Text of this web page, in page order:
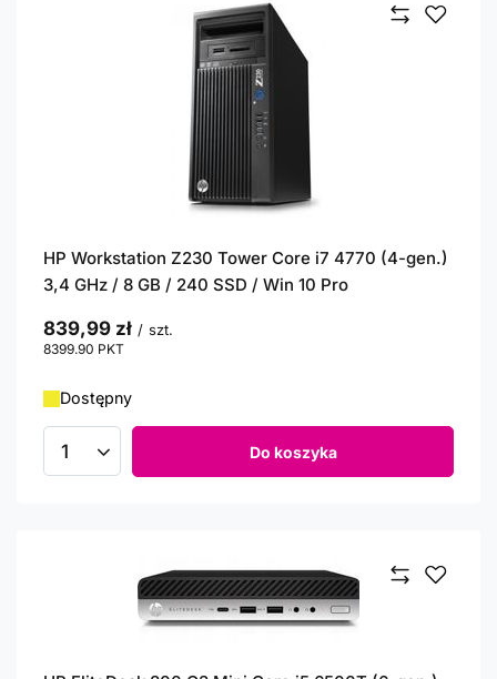
HP Workstation Z230 Tower Core i7 4770 (4-gen.)
3,4 GHz / 8 GB / 240 SSD / Win 10 Pro
839,99 zł / szt.
8399.90 PKT
Dostępny
Ilość produktów Do koszyka